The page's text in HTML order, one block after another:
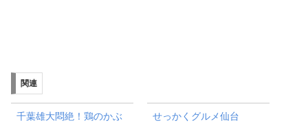
関連
千葉雄大悶絶！鶏のかぶ
せっかくグルメ仙台